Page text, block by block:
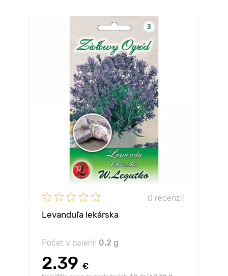
0 recenzií
Levanduľa lekárska
Počet v balení: 0.2 g
2.39 €